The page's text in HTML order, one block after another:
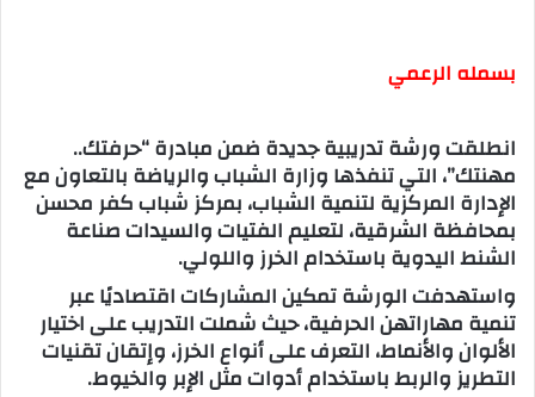
بسمله الرعمي
انطلقت ورشة تدريبية جديدة ضمن مبادرة “حرفتك..
مهنتك”، التي تنفذها وزارة الشباب والرياضة بالتعاون مع
الإدارة المركزية لتنمية الشباب، بمركز شباب كفر محسن
بمحافظة الشرقية، لتعليم الفتيات والسيدات صناعة
الشنط اليدوية باستخدام الخرز واللولي.
واستهدفت الورشة تمكين المشاركات اقتصاديًا عبر
تنمية مهاراتهن الحرفية، حيث شملت التدريب على اختيار
الألوان والأنماط، التعرف على أنواع الخرز، وإتقان تقنيات
التطريز والربط باستخدام أدوات مثل الإبر والخيوط.